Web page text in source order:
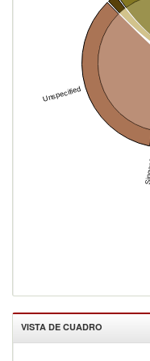
Unspecified
VISTA DE CUADRO